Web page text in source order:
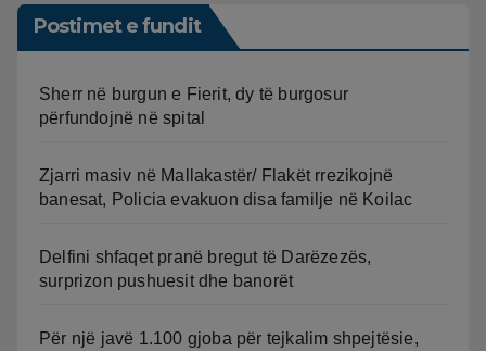
Postimet e fundit
Sherr në burgun e Fierit, dy të burgosur
përfundojnë në spital
Zjarri masiv në Mallakastër/ Flakët rrezikojnë
banesat, Policia evakuon disa familje në Koilac
Delfini shfaqet pranë bregut të Darëzezës,
surprizon pushuesit dhe banorët
Për një javë 1.100 gjoba për tejkalim shpejtësie,